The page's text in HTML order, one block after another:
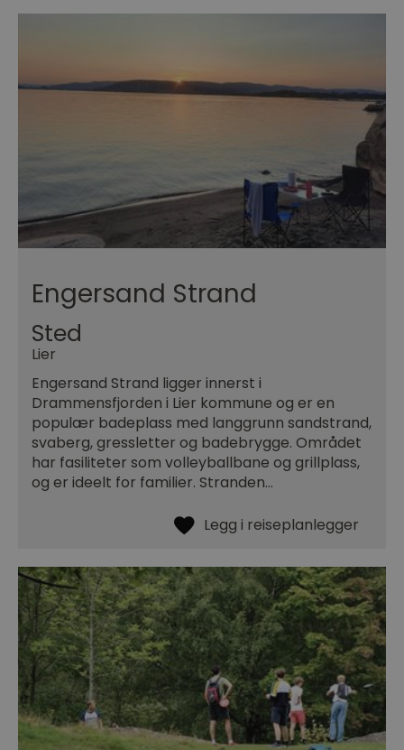
Engersand Strand
Sted
Lier
Engersand Strand ligger innerst i
Drammensfjorden i Lier kommune og er en
populær badeplass med langgrunn sandstrand,
svaberg, gressletter og badebrygge. Området
har fasiliteter som volleyballbane og grillplass,
og er ideelt for familier. Stranden…